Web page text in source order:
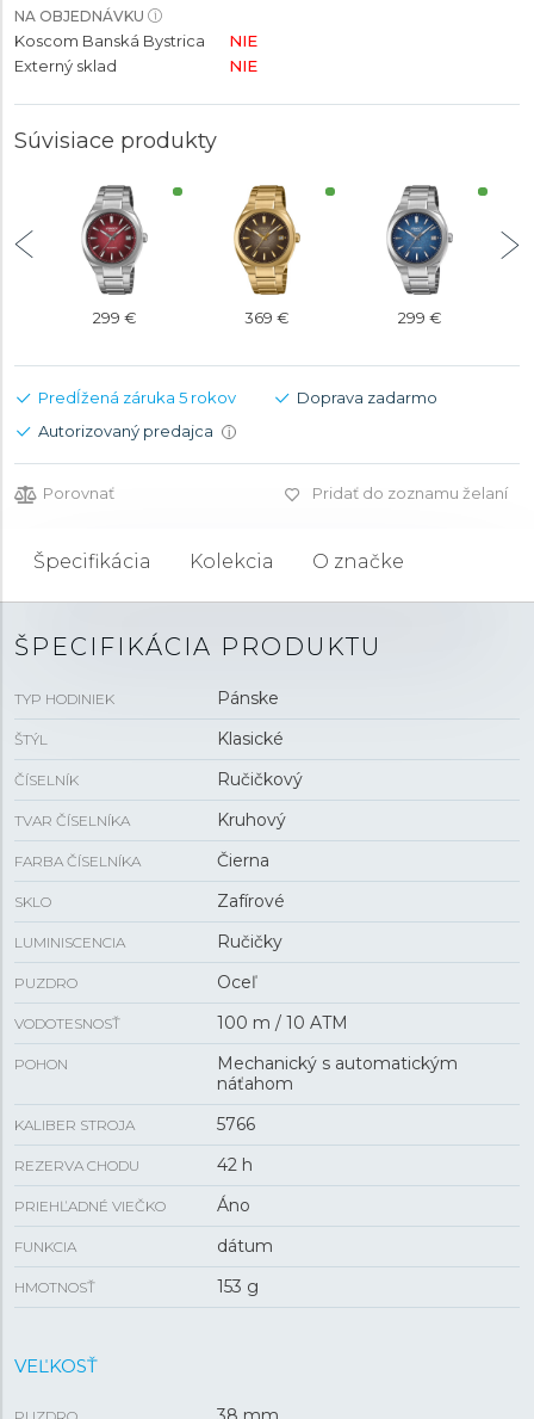
NA OBJEDNÁVKU
Koscom Banská Bystrica
NIE
Externý sklad
NIE
Súvisiace produkty
299 € 369 € 299 €
Predĺžená záruka 5 rokov
Doprava zadarmo
Autorizovaný predajca
i
Porovnať Pridať do zoznamu želaní
Špecifikácia Kolekcia O značke
ŠPECIFIKÁCIA PRODUKTU
TYP HODINIEK Pánske
ŠTÝL Klasické
ČÍSELNÍK Ručičkový
TVAR ČÍSELNÍKA Kruhový
FARBA ČÍSELNÍKA Čierna
SKLO Zafírové
LUMINISCENCIA Ručičky
PUZDRO Oceľ
VODOTESNOSŤ 100 m / 10 ATM
POHON
Mechanický s automatickým
náťahom
KALIBER STROJA 5766
REZERVA CHODU 42 h
PRIEHĽADNÉ VIEČKO Áno
FUNKCIA dátum
HMOTNOSŤ 153 g
VEĽKOSŤ